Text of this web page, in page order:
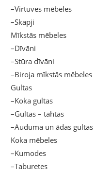
–Virtuves mēbeles
–Skapji
Mīkstās mēbeles
–Dīvāni
–Stūra dīvāni
–Biroja mīkstās mēbeles
Gultas
–Koka gultas
–Gultas – tahtas
–Auduma un ādas gultas
Koka mēbeles
–Kumodes
–Taburetes